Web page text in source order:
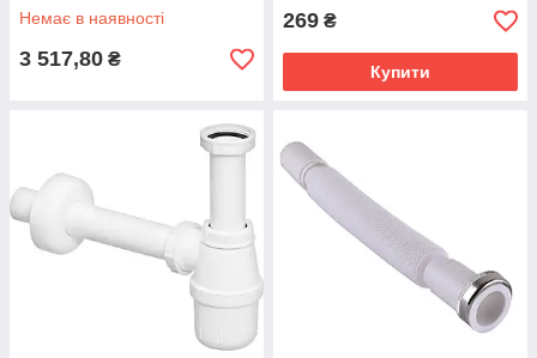
Немає в наявності
3 517,80 ₴
269 ₴
Купити